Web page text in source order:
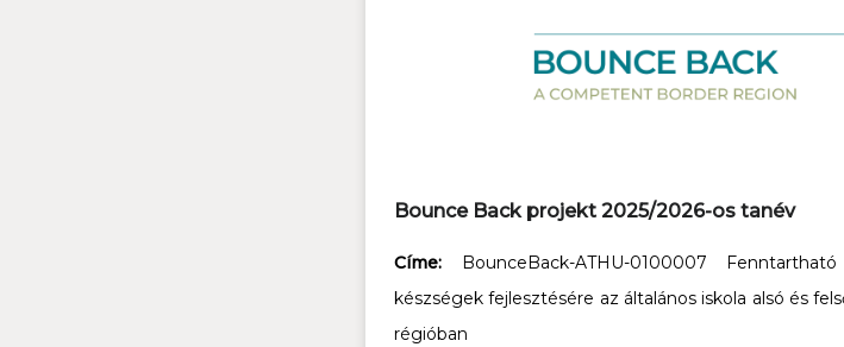
Bounce Back projekt 2025/2026-os tanév
Címe:
BounceBack-ATHU-0100007
készségek fejlesztésére az általános iskola alsó és
régióban